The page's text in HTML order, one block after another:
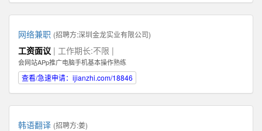
材； 6、负责公司产品包括网页和手机应用程序等的人机交互界面设计，提高用
户使用体验； 7、根据项目具体要求解决各类UI设计和优化问题。 职位要求：
1、一年以上相关专业工作经验。 2、熟练使用设计工具如Photoshop，
Illustrator，Flash等；掌握HTML，XHTML，CSS，XML，JavaScrip等常用语言
软件。 3、具有丰富的视觉创作经验和独到的审美修养 4、具备优秀的网站整体
策划、设计能力,有丰富的网页设计经验.
网络兼职 (招聘方:深圳金龙实业有限公司)
工资面议 | 工作期长:不限 |
会网站APp推广电脑手机基本操作熟练
查看/急速申请：ijianzhi.com/18846
韩语翻译 (招聘方:姜)